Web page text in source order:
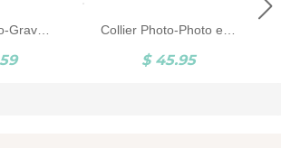
Bracelet Photo-Gravure de Photo-Argent Collier Photo-Photo et Gravure-Acier au Titane-Noir et Blanc
$ 45.95